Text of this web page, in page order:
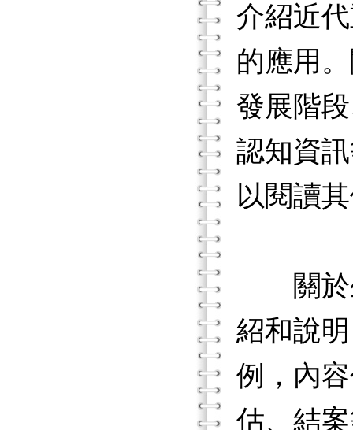
介紹近
的應用
發展階
認知資
以閱讀
關於生
紹和說
例，內
估、結